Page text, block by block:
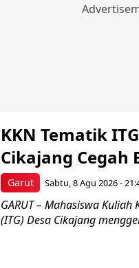
Garut
KKN Tematik
Cikajang Cegah
Sabtu, 8 Agu 2026 -
GARUT – Mahasiswa
(ITG) Desa Cikajang